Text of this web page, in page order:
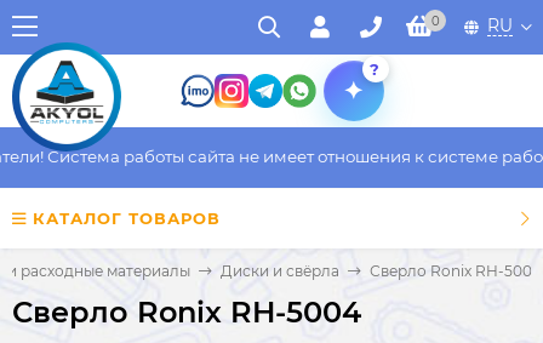
0 RU
?
Система работы сайта не имеет отношения к системе
КАТАЛОГ ТОВАРОВ
и расходные материалы Диски и свёрла Сверло Ronix RH-5004
Сверло Ronix RH-5004